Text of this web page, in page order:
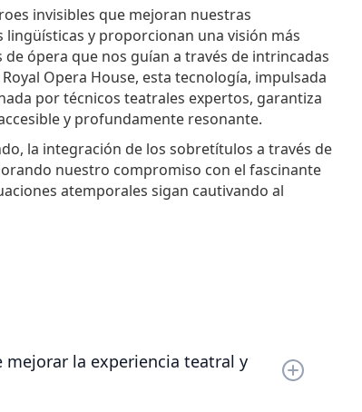
invisibles que mejoran nuestras
y proporcionan una visión más
ópera que nos guían a través de intrincadas
Opera House, esta tecnología, impulsada
por técnicos teatrales expertos, garantiza
y profundamente resonante.
la integración de los sobretítulos a través de
nuestro compromiso con el fascinante
atemporales sigan cautivando al
la experiencia teatral y